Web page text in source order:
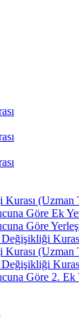
Kurası
Göre Ek
Göre
Kurası
Göre 2. Ek